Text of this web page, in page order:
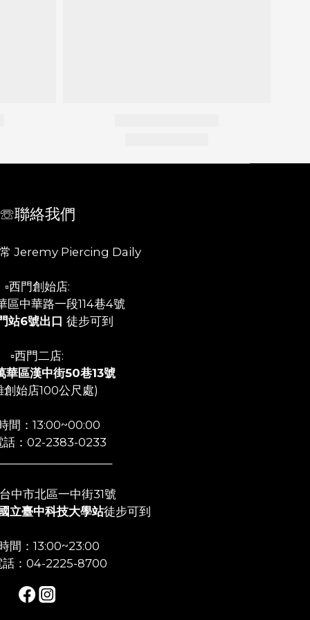
☏聯絡我們
常 Jeremy Piercing Daily
▫️西門創始店:
區中華路一段114巷4號
站6號出口 徒步可到
▫️西門二店:
華區漢中街50巷13號
創始店100公尺處)
間：13:00~00:00
話：02-2383-0233
中市北區一中街31號
國立臺中科技大學站徒步可到
間：13:00~23:00
話：04-2225-8700